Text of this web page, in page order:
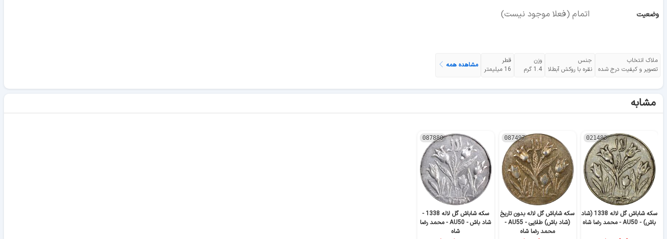
وضعیت اتمام (فعلا موجود نیست)
ملاک انتخاب
تصویر و کیفیت درج شده
جنس
نقره با روکش آبطلا
وزن
1.4 گرم
قطر
16 میلیمتر
مشاهده همه
مشابه
021483
سکه شاباش گل لاله 1338 (شاد
باش) - AU50 - محمد رضا شاه
087497
سکه شاباش گل لاله بدون تاریخ
(شاد باش) طلایی - AU55 -
محمد رضا شاه
087880
سکه شاباش گل لاله 1338 -
شاد باش - AU50 - محمد رضا
شاه